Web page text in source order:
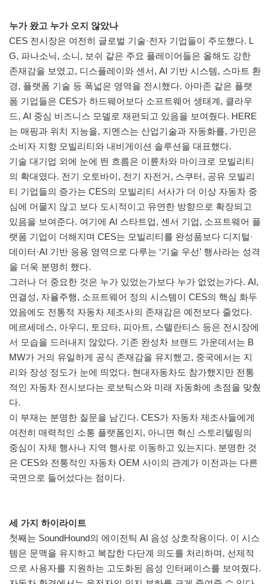
누가 왔고 누가 오지 않았나
CES 전시장은 여전히 글로벌 기술·전자 기업들이 주도했다. L
G, 파나소닉, 소니, 보쉬 같은 주요 플레이어들은 올해도 강한
존재감을 보였고, 디스플레이와 센서, AI 기반 시스템, 스마트 환
경, 플랫폼 기술 등 폭넓은 영역을 전시했다. 아마존 같은 플랫
폼 기업들은 CES가 하드웨어보다 소프트웨어 생태계, 클라우
드, AI 중심 비즈니스 모델로 재편되고 있음을 보여줬다. HERE
는 매핑과 위치 지능을, 지멘스는 산업기술과 자동화를, 가민은
소비자 지향 모빌리티와 내비게이션 솔루션을 대표했다.
기술 대기업 외에 눈에 띈 흐름은 이륜차와 마이크로 모빌리티
의 확대였다. 전기 오토바이, 전기 자전거, 스쿠터, 공유 모빌리
티 기업들의 증가는 CES의 모빌리티 서사가 더 이상 자동차 중
심에 머물지 않고 보다 도시적이고 유연한 방향으로 확장되고
있음을 보여준다. 여기에 AI 스타트업, 센서 기업, 소프트웨어 플
랫폼 기업이 더해지며 CES는 모빌리티를 완성품보다 디지털·
데이터·AI 기반 응용 영역으로 다루는 ‘기술 우선’ 행사라는 성격
을 더욱 분명히 했다.
그러나 더 중요한 것은 누가 있었는가보다 누가 없었는가다. AI,
연결성, 자율주행, 소프트웨어 정의 시스템이 CES의 핵심 화두
였음에도 전통적 자동차 제조사의 존재감은 예전보다 줄었다.
메르세데스, 아우디, 토요타, 피아트, 스텔란티스 등은 전시장에
서 모습을 드러내지 않았다. 기존 완성차 브랜드 가운데서는 B
MW가 거의 유일하게 공식 존재감을 유지했고, 중국에서는 지
리와 장성 정도가 눈에 띄었다. 현대자동차도 참가했지만 전통
적인 자동차 전시보다는 로보틱스와 미래 자동화에 초점을 맞췄
다.
이 부재는 분명한 질문을 남긴다. CES가 자동차 제조사들에게
여전히 매력적인 소통 플랫폼인지, 아니면 혁신 스토리텔링의
중심이 자체 행사나 지역 행사로 이동하고 있는지다. 분명한 것
은 CES와 전통적인 자동차 OEM 사이의 관계가 이전과는 다른
국면으로 들어섰다는 점이다.
세 가지 하이라이트
첫째는 SoundHound의 에이전틱 AI 음성 상호작용이다. 이 시스
템은 문맥을 유지하고 복잡한 다단계 의도를 처리하며, 선제적
으로 사용자를 지원하는 고도화된 음성 인터페이스를 보여줬다.